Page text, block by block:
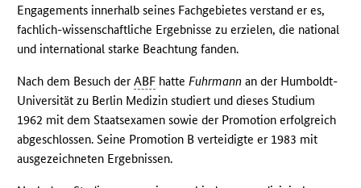
Engagements innerhalb seines Fachgebietes verstand er es,
fachlich-wissenschaftliche Ergebnisse zu erzielen, die national
und international starke Beachtung fanden.
Nach dem Besuch derABF hatteFuhrmann an der Humboldt-
Universität zu Berlin Medizin studiert und dieses Studium
1962 mit dem Staatsexamen sowie der Promotion erfolgreich
abgeschlossen. Seine Promotion B verteidigte er 1983 mit
ausgezeichneten Ergebnissen.